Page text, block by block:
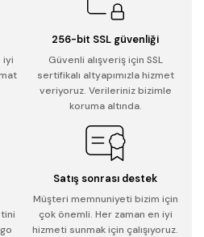
iyi
256-bit SSL güvenliği
Güvenli alışveriş için SSL
sertifikalı altyapımızla hizmet
veriyoruz. Verileriniz bizimle
koruma altında.
Satış sonrası destek
Müşteri memnuniyeti bizim için
çok önemli. Her zaman en iyi
hizmeti sunmak için çalışıyoruz.